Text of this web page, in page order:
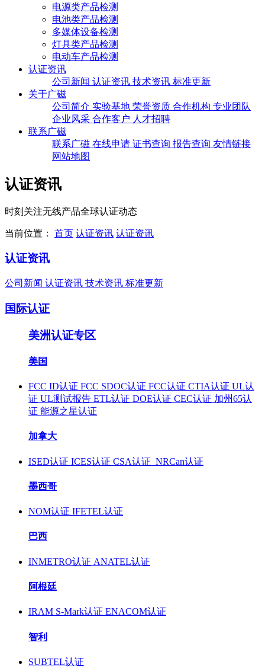
电源类产品检测
电池类产品检测
多媒体设备检测
灯具类产品检测
电动车产品检测
认证资讯
公司新闻 认证资讯 技术资讯 标准更新
关于广磁
公司简介 实验基地 荣誉资质 合作机构 专业团队
企业风采 合作客户 人才招聘
联系广磁
联系广磁 在线申请 证书查询 报告查询 友情链接
网站地图
认证资讯
时刻关注无线产品全球认证动态
当前位置： 首页 认证资讯 认证资讯
认证资讯
公司新闻 认证资讯 技术资讯 标准更新
国际认证
美洲认证专区
美国
FCC ID认证 FCC SDOC认证 FCC认证 CTIA认证 UL认
证 UL测试报告 ETL认证 DOE认证 CEC认证 加州65认
证 能源之星认证
加拿大
ISED认证 ICES认证 CSA认证 NRCan认证
墨西哥
NOM认证 IFETEL认证
巴西
INMETRO认证 ANATEL认证
阿根廷
IRAM S-Mark认证 ENACOM认证
智利
SUBTEL认证